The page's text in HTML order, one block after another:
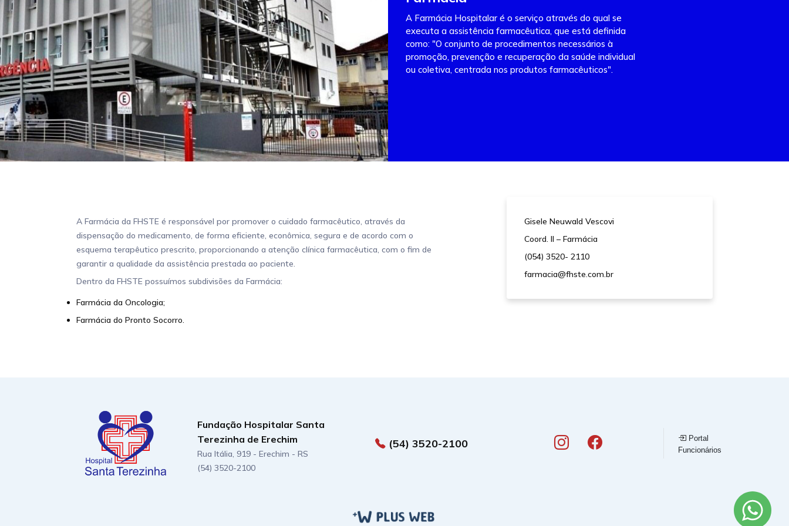
A Farmácia Hospitalar é o serviço através do qual se
executa a assistência farmacêutica, que está definida
como: "O conjunto de procedimentos necessários à
promoção, prevenção e recuperação da saúde individual
ou coletiva, centrada nos produtos farmacêuticos".
A Farmácia da FHSTE é responsável por promover o cuidado farmacêutico, através da
dispensação do medicamento, de forma eficiente, econômica, segura e de acordo com o
esquema terapêutico prescrito, proporcionando a atenção clínica farmacêutica, com o fim de
garantir a qualidade da assistência prestada ao paciente.
Dentro da FHSTE possuímos subdivisões da Farmácia:
Farmácia da Oncologia;
Farmácia do Pronto Socorro.
Gisele Neuwald Vescovi
Coord. II – Farmácia
(054) 3520- 2110
farmacia@fhste.com.br
Fundação Hospitalar Santa
Terezinha de Erechim
Rua Itália, 919 - Erechim - RS
(54) 3520-2100
(54) 3520-2100
Portal
Funcionários